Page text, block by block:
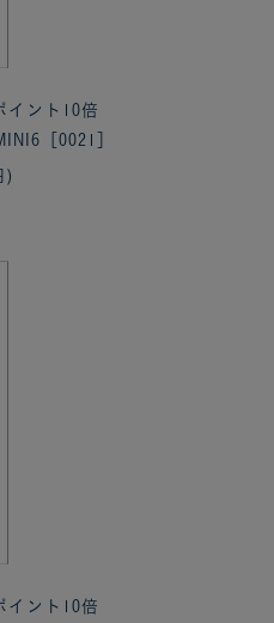
イント10倍
［0021］
)
イント10倍